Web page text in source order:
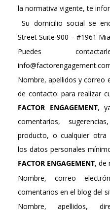
la normativa vigente, te
Su domicilio social se
Street Suite 900 – #1961
Puedes
Nombre, apellidos y correo
de contacto: para realizar
FACTOR ENGAGEMENT,
comentarios,
producto, o cualquier otra
los datos personales
FACTOR ENGAGEMENT, de
Nombre, correo
comentarios en el blog del
Nombre, apellidos,